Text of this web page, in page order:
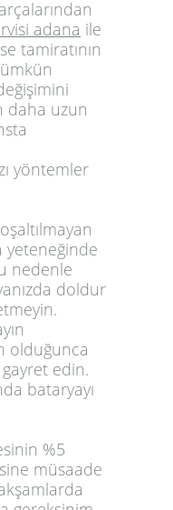
adana ile
tamiratının
daha uzun
yöntemler
yeteneğinde
nedenle
doldur
olduğunca
edin.
bataryayı
%5
müsaade